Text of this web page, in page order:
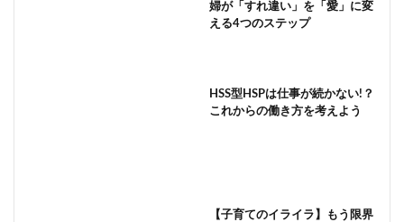
婦が「すれ違い」を「愛」に変
える4つのステップ
HSS型HSPは仕事が続かない!？
これからの働き方を考えよう
【子育てのイライラ】もう限界